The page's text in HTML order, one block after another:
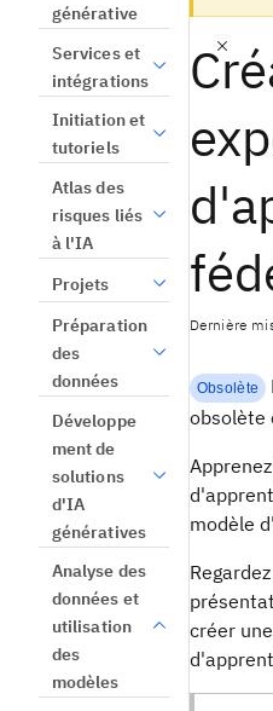
générative
Services et
intégrations
Initiation et
tutoriels
Atlas des
risques liés
à l'IA
Projets
Préparation
des
données
Développe
ment de
solutions
d'IA
génératives
Analyse des
données et
utilisation
des
modèles
Dernière
Obsolète
obsolète
modèle
créer